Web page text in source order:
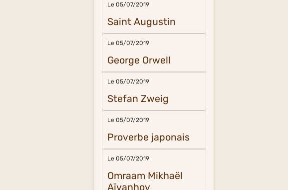
Le 05/07/2019
Saint Augustin
Le 05/07/2019
George Orwell
Le 05/07/2019
Stefan Zweig
Le 05/07/2019
Proverbe japonais
Le 05/07/2019
Omraam Mikhaël
Aïvanhov